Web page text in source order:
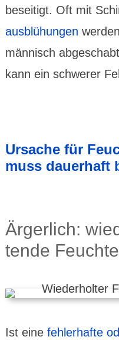
beseitigt. Oft mit
aus­blü­hungen
männisch
kann ein schwerer
Ursache für
muss dauerhaft
Ärgerlich:
tende
Ist eine fehler­hafte